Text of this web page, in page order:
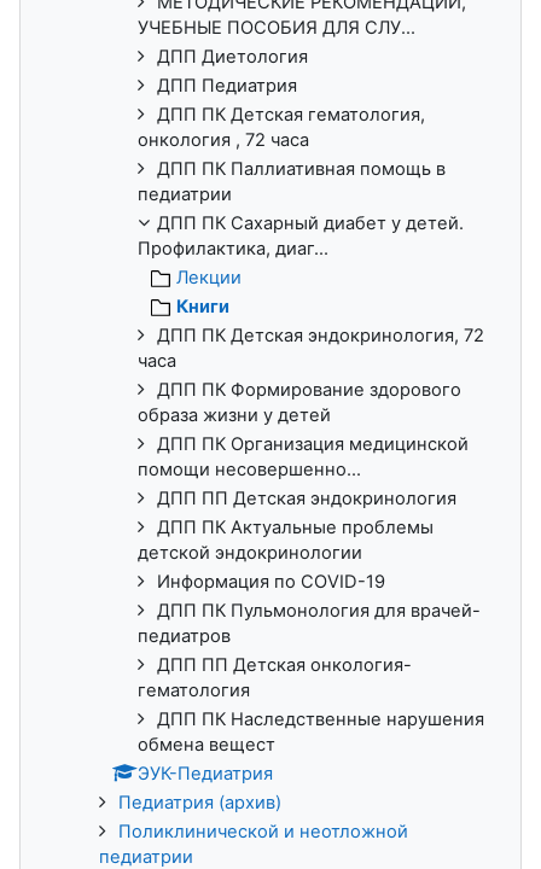
УЧЕБНЫЕ ПОСОБИЯ ДЛЯ СЛУ...
ДПП Диетология
ДПП Педиатрия
ДПП ПК Детская гематология,
онкология , 72 часа
ДПП ПК Паллиативная помощь в
педиатрии
ДПП ПК Сахарный диабет у детей.
Профилактика, диаг...
Лекции
Книги
ДПП ПК Детская эндокринология, 72
часа
ДПП ПК Формирование здорового
образа жизни у детей
ДПП ПК Организация медицинской
помощи несовершенно...
ДПП ПП Детская эндокринология
ДПП ПК Актуальные проблемы
детской эндокринологии
Информация по COVID-19
ДПП ПК Пульмонология для врачей-
педиатров
ДПП ПП Детская онкология-
гематология
ДПП ПК Наследственные нарушения
обмена вещест
ЭУК-Педиатрия
Педиатрия (архив)
Поликлинической и неотложной
педиатрии